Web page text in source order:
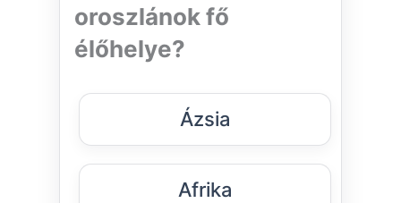
oroszlánok fő
élőhelye?
Ázsia
Afrika